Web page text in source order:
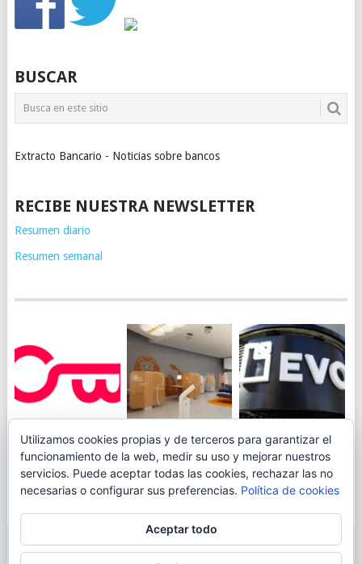
BUSCAR
Extracto Bancario - Noticias sobre bancos
RECIBE NUESTRA NEWSLETTER
Resumen diario
Resumen semanal
JUEGA AL
CANICÓDROMO
DIGITAL DE
OPENBANK
ING TOCA SUELO EN
LA RENTABILIDAD
DE SU CUENTA
NARANJA: 0,01% TAE
EVO BANK
PERMITIRÁ
INGRESAR DINERO
DESDE LAS OFICINAS
© 2026BLOGAHORRO.
Utilizamos cookies propias y de terceros para garantizar el
funcionamiento de la web, medir su uso y mejorar nuestros
servicios. Puede aceptar todas las cookies, rechazar las no
necesarias o configurar sus preferencias. Política de cookies
Aceptar todo